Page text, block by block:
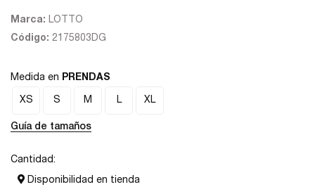
Marca: LOTTO
Código: 2175803DG
Medida en PRENDAS
XS S M L XL
Guía de tamaños
Cantidad:
Disponibilidad en tienda